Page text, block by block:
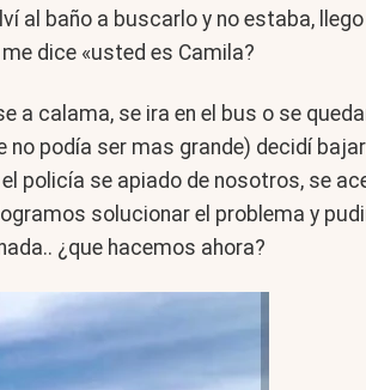
al baño a buscarlo y no estaba,
dice «usted es Camila?
calama, se ira en el bus o se
podía ser mas grande) decidí
policía se apiado de nosotros, se
solucionar el problema y
¿que hacemos ahora?